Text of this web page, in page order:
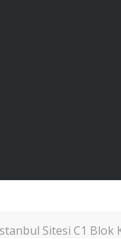
Sitesi C1 Blok